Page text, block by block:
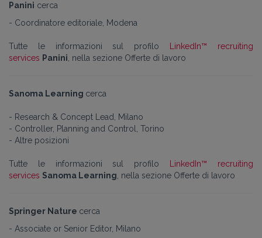
Panini cerca
- Coordinatore editoriale, Modena
Tutte le informazioni sul profilo
LinkedIn™ recruiting
services Panini , nella sezione Offerte di lavoro
Sanoma Learning cerca
- Research & Concept Lead, Milano
- Controller, Planning and Control, Torino
- Altre posizioni
Tutte le informazioni sul profilo
LinkedIn™ recruiting
services Sanoma Learning , nella sezione Offerte di lavoro
Springer Nature cerca
- Associate or Senior Editor, Milano